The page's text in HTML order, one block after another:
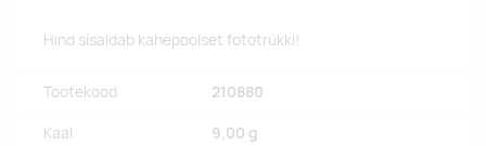
Hind sisaldab kahepoolset fototrükki!
Tootekood 210880
Kaal 9,00 g